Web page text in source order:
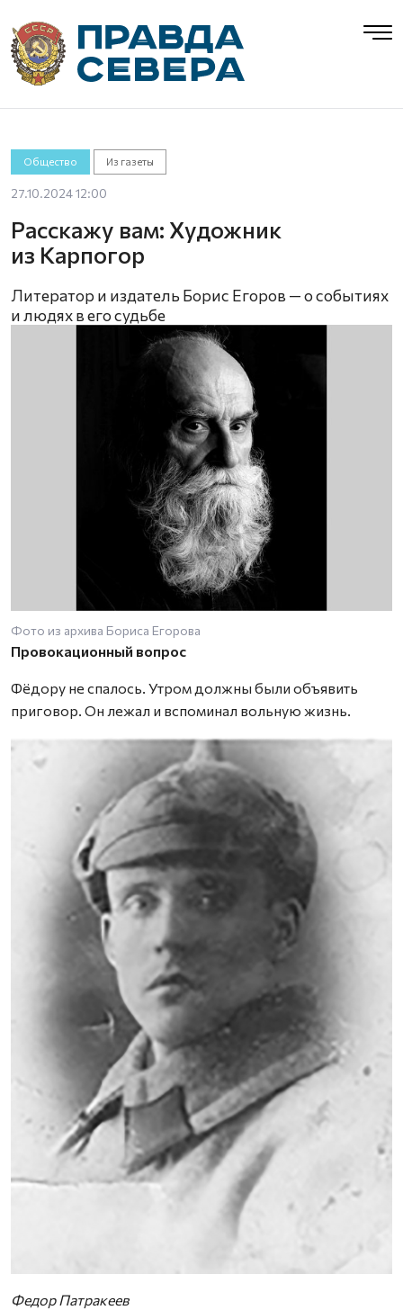
Общество Из газеты
27.10.2024 12:00
Расскажу вам: Художник
из Карпогор
Литератор и издатель Борис Егоров — о событиях
и людях в его судьбе
Фото из архива Бориса Егорова
Провокационный вопрос
Фёдору не спалось. Утром должны были объявить
приговор. Он лежал и вспоминал вольную жизнь.
Федор Патракеев